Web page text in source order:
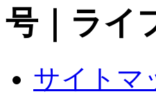
号｜ライ
サイトマ